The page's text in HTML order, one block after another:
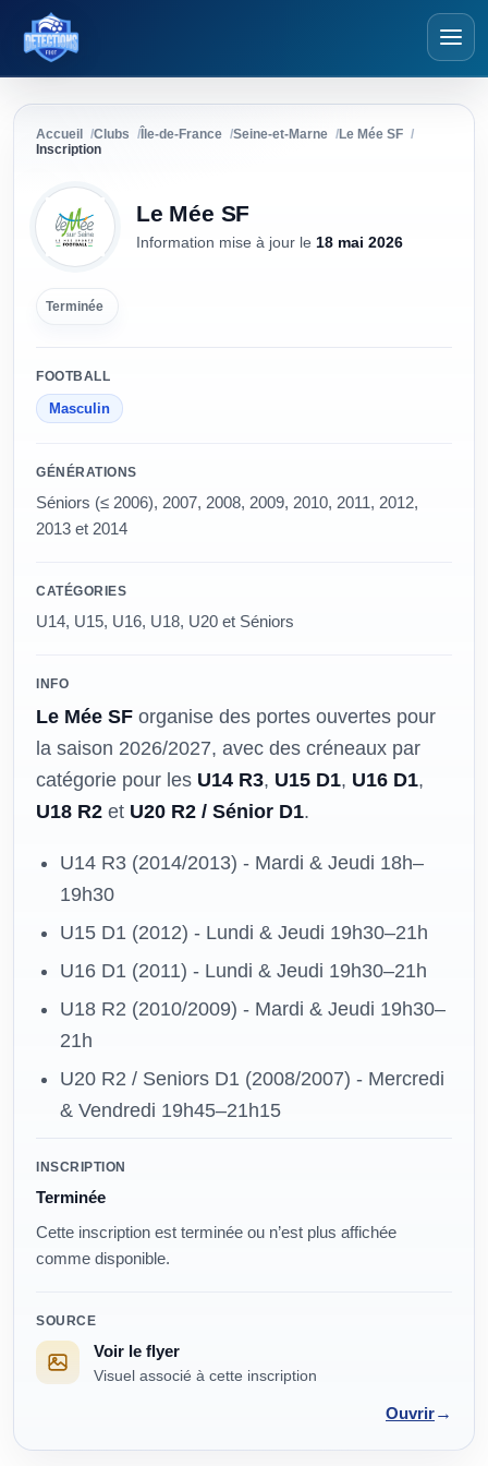
Détections Foot
Accueil Clubs Île-de-France Seine-et-Marne
Le Mée SF
Inscription
Le Mée SF
Information mise à jour le 18 mai 2026
Terminée
FOOTBALL
Masculin
GÉNÉRATIONS
Séniors (≤ 2006), 2007, 2008, 2009, 2010, 2011, 2012,
2013 et 2014
CATÉGORIES
U14, U15, U16, U18, U20 et Séniors
INFO
Le Mée SF organise des portes ouvertes pour
la saison 2026/2027, avec des créneaux par
catégorie pour les U14 R3, U15 D1, U16 D1,
U18 R2 et U20 R2 / Sénior D1.
U14 R3 (2014/2013) - Mardi & Jeudi 18h–
19h30
U15 D1 (2012) - Lundi & Jeudi 19h30–21h
U16 D1 (2011) - Lundi & Jeudi 19h30–21h
U18 R2 (2010/2009) - Mardi & Jeudi 19h30–
21h
U20 R2 / Seniors D1 (2008/2007) - Mercredi
& Vendredi 19h45–21h15
Modalités
INSCRIPTION
Terminée
Cette inscription est terminée ou n’est plus affichée
comme disponible.
SOURCE
Voir le flyer
Visuel associé à cette inscription
Ouvrir→